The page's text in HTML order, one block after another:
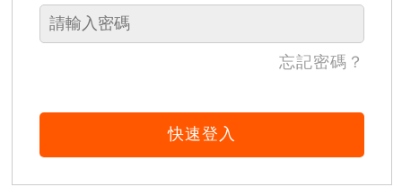
忘記密碼？
快速登入